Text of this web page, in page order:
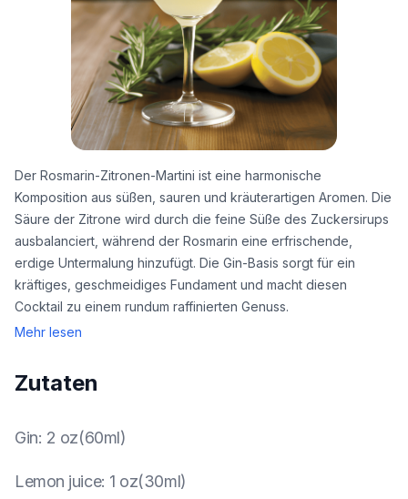
Der Rosmarin-Zitronen-Martini ist eine harmonische
Komposition aus süßen, sauren und kräuterartigen Aromen. Die
Säure der Zitrone wird durch die feine Süße des Zuckersirups
ausbalanciert, während der Rosmarin eine erfrischende,
erdige Untermalung hinzufügt. Die Gin-Basis sorgt für ein
kräftiges, geschmeidiges Fundament und macht diesen
Cocktail zu einem rundum raffinierten Genuss.
Mehr lesen
Zutaten
Gin: 2 oz(60ml)
Lemon juice: 1 oz(30ml)